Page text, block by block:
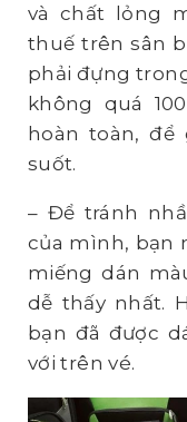
và chất lỏng
thuế trên sân
phải đựng
không quá
hoàn toàn, để
suốt.
– Để tránh
của mình, bạn
miếng dán
dễ thấy nhất.
bạn đã được
với trên vé.